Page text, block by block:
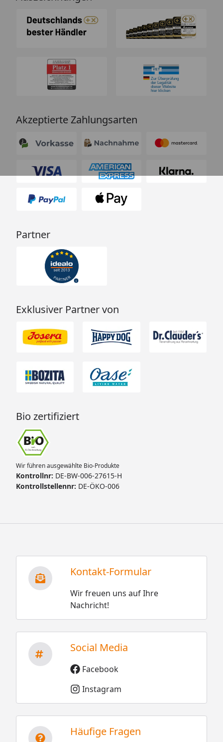
Akzeptierte Zahlungsarten
Partner
Exklusiver Partner von
Bio zertifiziert
Wir führen ausgewählte Bio-Produkte
Kontrollnr: DE-BW-006-27615-H
Kontrollstellennr: DE-ÖKO-006
Kontakt-Formular
Wir freuen uns auf Ihre
Nachricht!
Social Media
Facebook
Instagram
Häufige Fragen